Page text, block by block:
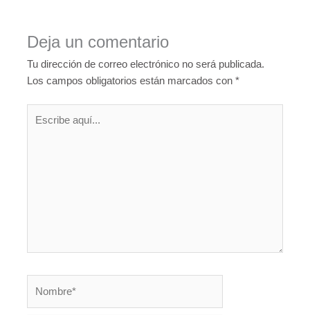
Deja un comentario
Tu dirección de correo electrónico no será publicada.
Los campos obligatorios están marcados con*